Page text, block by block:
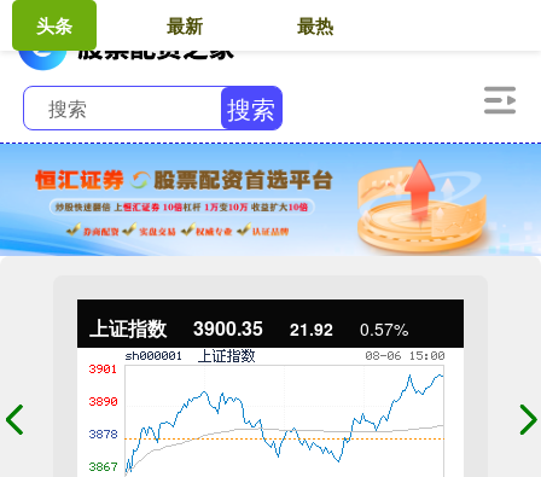
搜索
上证指数 3900.35 21.92 0.57%
头条 最新 最热